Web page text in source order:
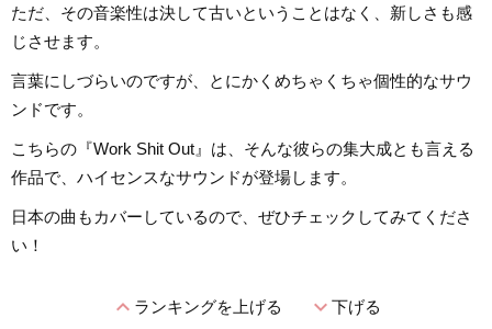
ただ、その音楽性は決して古いということはなく、新しさも感
じさせます。
言葉にしづらいのですが、とにかくめちゃくちゃ個性的なサウ
ンドです。
こちらの『Work Shit Out』は、そんな彼らの集大成とも言える
作品で、ハイセンスなサウンドが登場します。
日本の曲もカバーしているので、ぜひチェックしてみてくださ
い！
expand_lessランキングを上げる expand_more下げる